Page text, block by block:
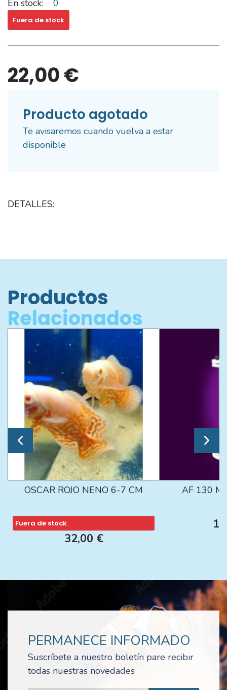
En stock: 0
Fuera de stock
22,00 €
Producto agotado
Te avisaremos cuando vuelva a estar
disponible
DETALLES:
Productos
Relacionados
OSCAR ROJO NENO 6-7 CM
Fuera de stock
32,00 €
AF 130
PERMANECE INFORMADO
Suscríbete a nuestro boletín pare recibir
todas nuestras novedades